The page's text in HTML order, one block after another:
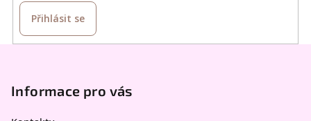
Přihlásit se
Informace pro vás